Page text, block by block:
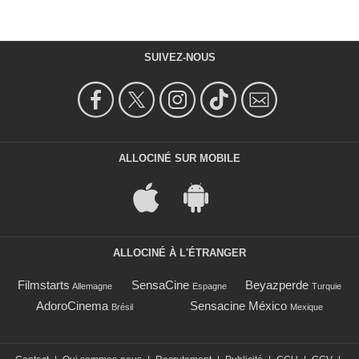
SUIVEZ-NOUS
ALLOCINÉ SUR MOBILE
ALLOCINÉ À L'ÉTRANGER
Filmstarts Allemagne SensaCine Espagne Beyazperde Turquie
AdoroCinema Brésil Sensacine México Mexique